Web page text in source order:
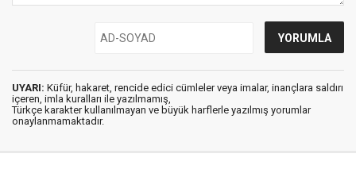
UYARI: Küfür, hakaret, rencide edici cümleler veya imalar, inançlara saldırı
içeren, imla kuralları ile yazılmamış,
Türkçe karakter kullanılmayan ve büyük harflerle yazılmış yorumlar
onaylanmamaktadır.